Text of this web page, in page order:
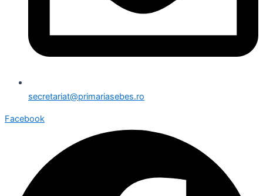
secretariat@primariasebes.ro
Facebook